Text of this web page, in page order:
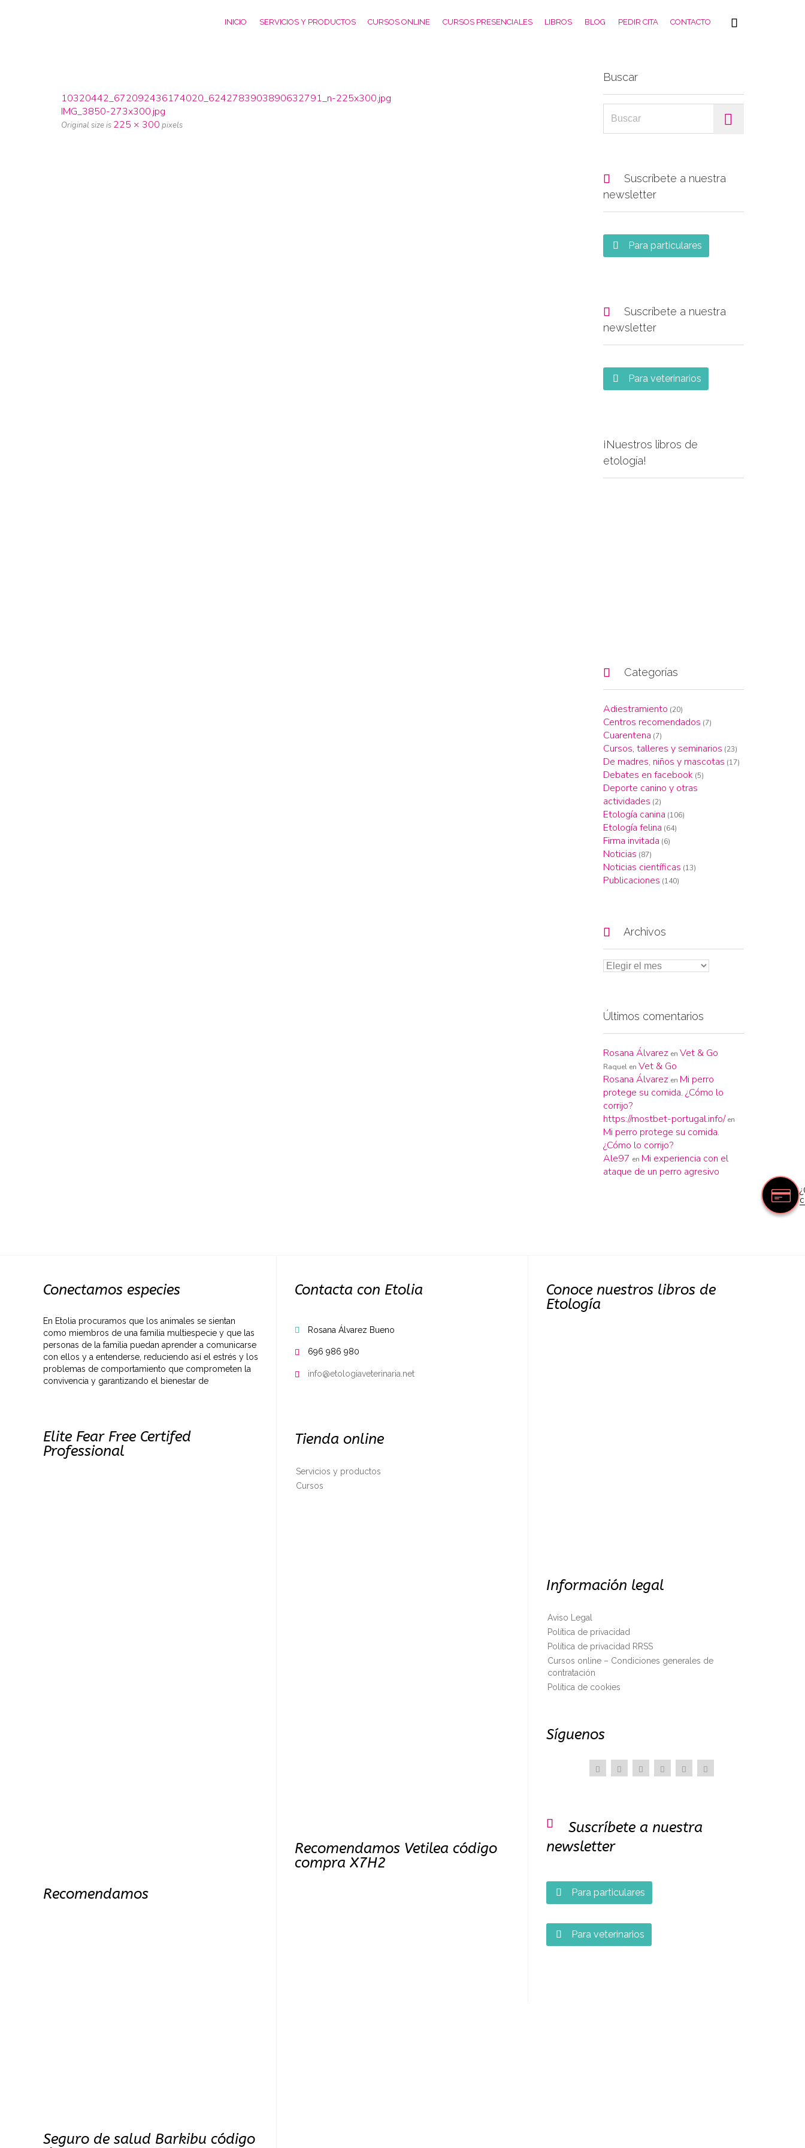
Skip
INICIO SERVICIOS Y PRODUCTOS CURSOS ONLINE CURSOS PRESENCIALES LIBROS BLOG PEDIR CITA CONTACTO 
10320442_672092436174020_6242783903890632791_n-225x300.jpg
IMG_3850-273x300.jpg
Original size is 225 × 300 pixels
Buscar

Suscríbete a nuestra
newsletter
 Para particulares

Suscríbete a nuestra
newsletter
 Para veterinarios
¡Nuestros libros de
etología!
 Categorías
Adiestramiento (20)
Centros recomendados (7)
Cuarentena (7)
Cursos, talleres y seminarios (23)
De madres, niños y mascotas (17)
Debates en facebook (5)
Deporte canino y otras
actividades (2)
Etología canina (106)
Etología felina (64)
Firma invitada (6)
Noticias (87)
Noticias científicas (13)
Publicaciones (140)
 Archivos
Últimos comentarios
Rosana Álvarez en Vet & Go
Raquel en Vet & Go
Rosana Álvarez en Mi perro
protege su comida. ¿Cómo lo
corrijo?
https://mostbet-portugal.info/ en
Mi perro protege su comida.
¿Cómo lo corrijo?
Ale97 en Mi experiencia con el
ataque de un perro agresivo
Conectamos especies
En Etolia procuramos que los animales se sientan
como miembros de una familia multiespecie y que las
personas de la familia puedan aprender a comunicarse
con ellos y a entenderse, reduciendo así el estrés y los
problemas de comportamiento que comprometen la
convivencia y garantizando el bienestar de
Elite Fear Free Certifed
Professional
Recomendamos
Seguro de salud Barkibu código
Contacta con Etolia
 Rosana Álvarez Bueno
 696 986 980
 info@etologiaveterinaria.net
Tienda online
Servicios y productos
Cursos
Recomendamos Vetilea código
compra X7H2
Conoce nuestros libros de
Etología
Información legal
Aviso Legal
Política de privacidad
Política de privacidad RRSS
Cursos online – Condiciones generales de
contratación
Política de cookies
Síguenos

Suscríbete a nuestra
newsletter
 Para particulares
 Para veterinarios